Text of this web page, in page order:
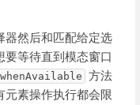
器然后和匹配给定选
等待直到模态窗口
whenAvailable 方法
元素操作执行都会限